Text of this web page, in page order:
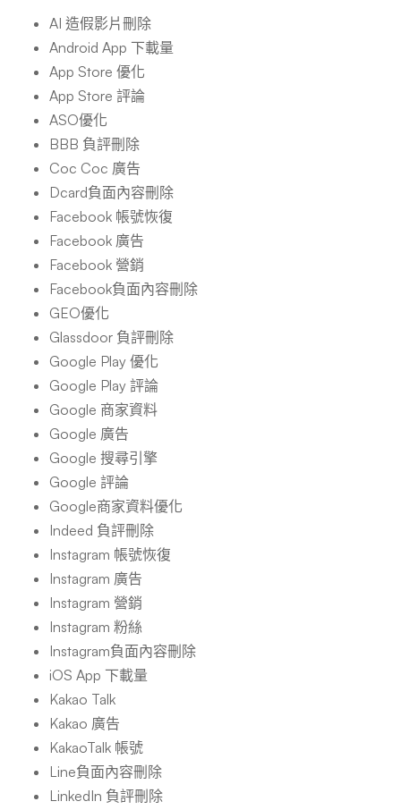
AI 造假影片刪除
Android App 下載量
App Store 優化
App Store 評論
ASO優化
BBB 負評刪除
Coc Coc 廣告
Dcard負面內容刪除
Facebook 帳號恢復
Facebook 廣告
Facebook 營銷
Facebook負面內容刪除
GEO優化
Glassdoor 負評刪除
Google Play 優化
Google Play 評論
Google 商家資料
Google 廣告
Google 搜尋引擎
Google 評論
Google商家資料優化
Indeed 負評刪除
Instagram 帳號恢復
Instagram 廣告
Instagram 營銷
Instagram 粉絲
Instagram負面內容刪除
iOS App 下載量
Kakao Talk
Kakao 廣告
KakaoTalk 帳號
Line負面內容刪除
LinkedIn 負評刪除